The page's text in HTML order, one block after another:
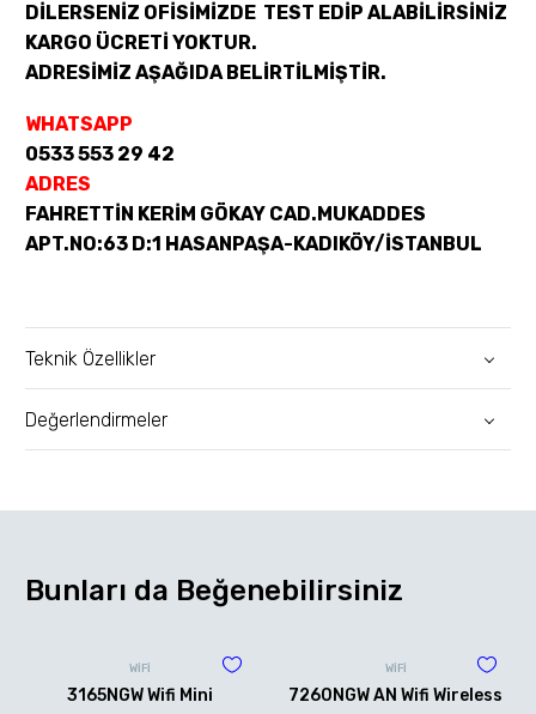
DİLERSENİZ OFİSİMİZDE TEST EDİP ALABİLİRSİNİZ
KARGO ÜCRETİ YOKTUR.
ADRESİMİZ AŞAĞIDA BELİRTİLMİŞTİR.
WHATSAPP
0533 553 29 42
ADRES
FAHRETTİN KERİM GÖKAY CAD.MUKADDES
APT.NO:63 D:1 HASANPAŞA-KADIKÖY/İSTANBUL
Teknik Özellikler
Değerlendirmeler
Bunları da Beğenebilirsiniz
WİFİ
3165NGW Wifi Mini
WİFİ
7260NGW AN Wifi Wireless